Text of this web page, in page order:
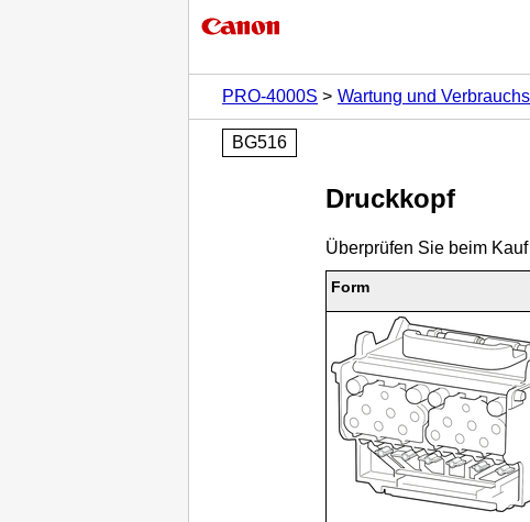
PRO-4000S
Wartung und
BG516
Druckkopf
Überprüfen Sie beim
Form